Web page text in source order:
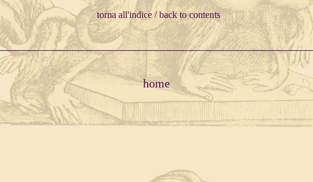
torna all'indice / back to contents
home